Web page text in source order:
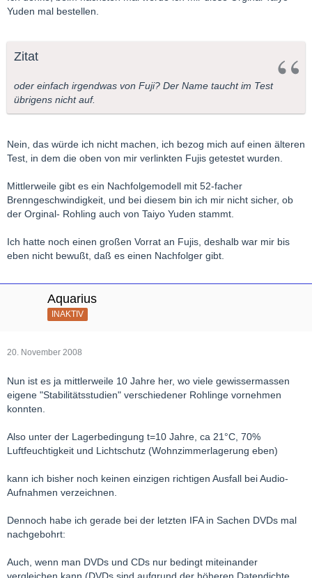
Yuden mal bestellen.
Zitat
oder einfach irgendwas von Fuji? Der Name taucht im Test
übrigens nicht auf.
Nein, das würde ich nicht machen, ich bezog mich auf einen älteren
Test, in dem die oben von mir verlinkten Fujis getestet wurden.
Mittlerweile gibt es ein Nachfolgemodell mit 52-facher
Brenngeschwindigkeit, und bei diesem bin ich mir nicht sicher, ob
der Orginal- Rohling auch von Taiyo Yuden stammt.
Ich hatte noch einen großen Vorrat an Fujis, deshalb war mir bis
eben nicht bewußt, daß es einen Nachfolger gibt.
Aquarius
INAKTIV
20. November 2008
Nun ist es ja mittlerweile 10 Jahre her, wo viele gewissermassen
eigene "Stabilitätsstudien" verschiedener Rohlinge vornehmen
konnten.
Also unter der Lagerbedingung t=10 Jahre, ca 21°C, 70%
Luftfeuchtigkeit und Lichtschutz (Wohnzimmerlagerung eben)
kann ich bisher noch keinen einzigen richtigen Ausfall bei Audio-
Aufnahmen verzeichnen.
Dennoch habe ich gerade bei der letzten IFA in Sachen DVDs mal
nachgebohrt:
Auch, wenn man DVDs und CDs nur bedingt miteinander
vergleichen kann (DVDs sind aufgrund der höheren Datendichte